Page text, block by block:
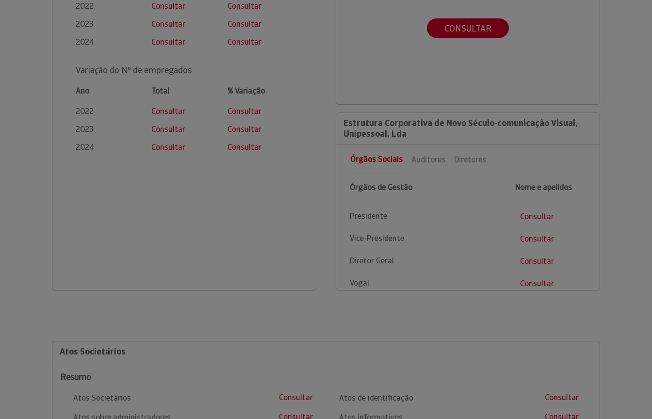
2022
Consultar
Consultar
2023
Consultar
Consultar
2024
Consultar Consultar
Variação do Nº de empregados
Ano Total
% Variação
2022
Consultar
Consultar
2023
Consultar
Consultar
2024
Consultar Consultar
CONSULTAR
Estrutura Corporativa de Novo Século-comunicação Visual,
Unipessoal, Lda
Órgãos Sociais Auditores Diretores
Órgãos de Gestão Nome e apelidos
Presidente Consultar
Vice-Presidente Consultar
Diretor Geral Consultar
Vogal Consultar
Atos Societários
Resumo
Atos Societários
Consultar
Consultar
Atos de identificação
Consultar
Consultar